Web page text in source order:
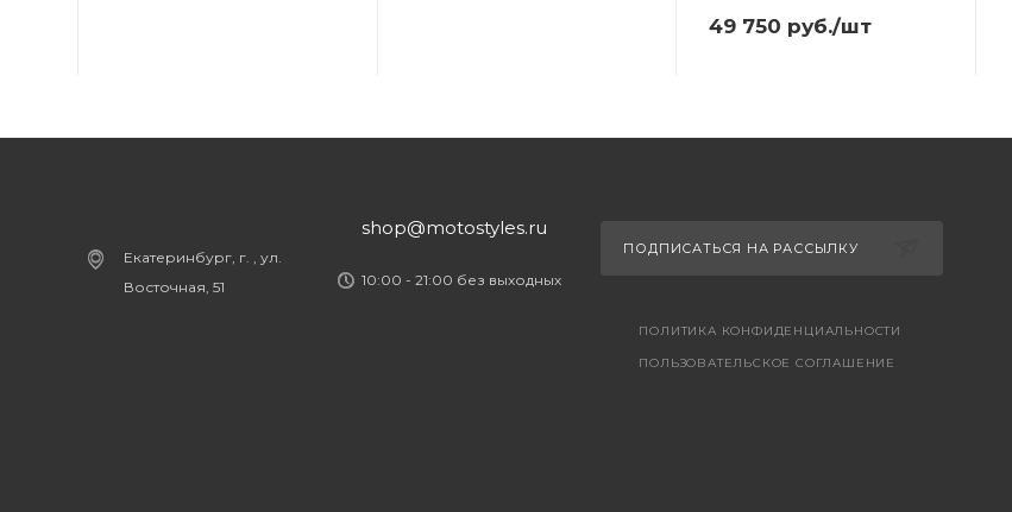
49 750 руб./шт
Екатеринбург, г. , ул.
Восточная, 51
shop@motostyles.ru
10:00 - 21:00 без выходных
ПОДПИСАТЬСЯ НА РАССЫЛКУ
ПОЛИТИКА КОНФИДЕНЦИАЛЬНОСТИ
ПОЛЬЗОВАТЕЛЬСКОЕ СОГЛАШЕНИЕ